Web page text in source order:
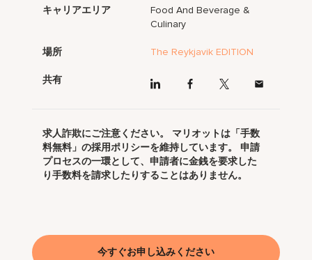
キャリアエリア
Food And Beverage &
Culinary
場所 The Reykjavik EDITION
共有
求人詐欺にご注意ください。 マリオットは「手数
料無料」の採用ポリシーを維持しています。 申請
プロセスの一環として、申請者に金銭を要求した
り手数料を請求したりすることはありません。
今すぐお申し込みください